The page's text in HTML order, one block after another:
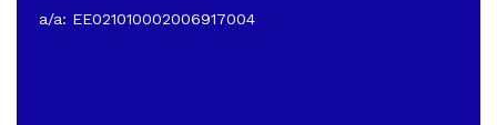
a/a: EE021010002006917004